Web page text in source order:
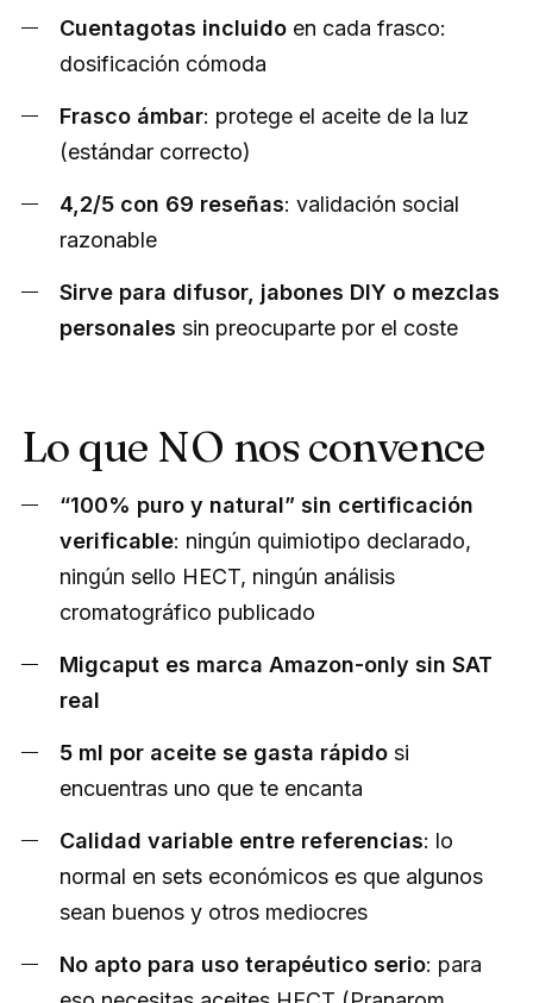
Cuentagotas incluido en cada frasco:
dosificación cómoda
Frasco ámbar: protege el aceite de la luz
(estándar correcto)
4,2/5 con 69 reseñas: validación social
razonable
Sirve para difusor, jabones DIY o mezclas
personales sin preocuparte por el coste
Lo que NO nos convence
“100% puro y natural” sin certificación
verificable: ningún quimiotipo declarado,
ningún sello HECT, ningún análisis
cromatográfico publicado
Migcaput es marca Amazon-only sin SAT
real
5 ml por aceite se gasta rápido si
encuentras uno que te encanta
Calidad variable entre referencias: lo
normal en sets económicos es que algunos
sean buenos y otros mediocres
No apto para uso terapéutico serio: para